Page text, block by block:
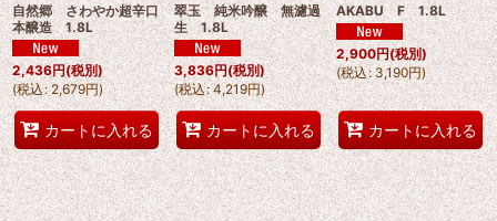
自然郷 さわやか超辛口
本醸造 1.8L
2,436円(税別)
(税込: 2,679円)
カートに入れる
翠玉 純米吟醸 無濾過
生 1.8L
3,836円(税別)
(税込: 4,219円)
カートに入れる
AKABU F 1.8L
2,900円(税別)
(税込: 3,190円)
カートに入れる